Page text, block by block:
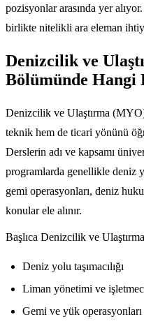
pozisyonlar arasında yer
birlikte nitelikli ara eleman
Denizcilik ve
Bölümünde
Denizcilik ve Ulaştırma (MYO)
teknik hem de ticari yönünü
Derslerin adı ve kapsamı
programlarda genellikle deniz
gemi operasyonları, deniz
konular ele alınır.
Başlıca Denizcilik ve
Deniz yolu taşımacılığı
Liman yönetimi ve
Gemi ve yük operasyonları